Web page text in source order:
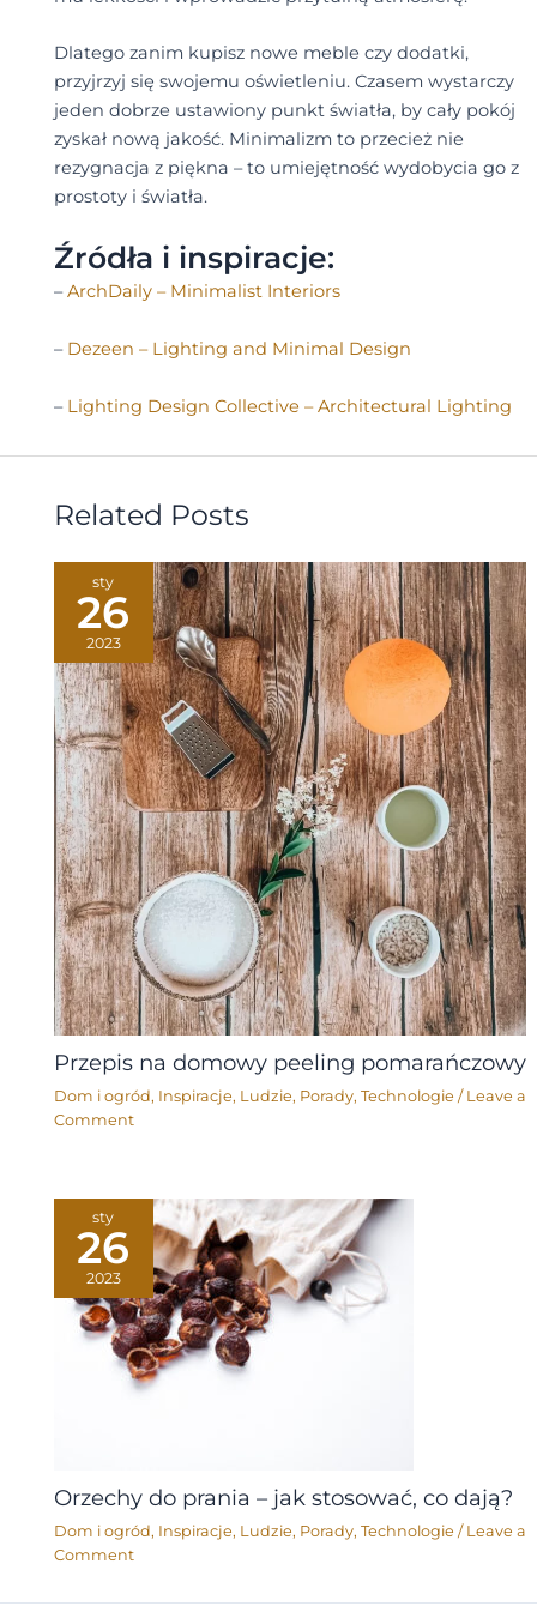
Dlatego zanim kupisz nowe meble czy dodatki,
przyjrzyj się swojemu oświetleniu. Czasem wystarczy
jeden dobrze ustawiony punkt światła, by cały pokój
zyskał nową jakość. Minimalizm to przecież nie
rezygnacja z piękna – to umiejętność wydobycia go z
prostoty i światła.
Źródła i inspiracje:
–ArchDaily – Minimalist Interiors
– Dezeen – Lighting and Minimal Design
– Lighting Design Collective – Architectural Lighting
Related Posts
sty
26
2023
Przepis na domowy peeling pomarańczowy
Dom i ogród, Inspiracje, Ludzie, Porady, Technologie / Leave a
Comment
sty
26
2023
Orzechy do prania – jak stosować, co dają?
Dom i ogród, Inspiracje, Ludzie, Porady, Technologie / Leave a
Comment